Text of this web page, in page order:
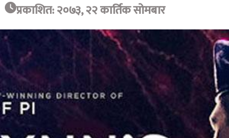
प्रकाशित: २०७३, २२ कार्तिक सोमबार